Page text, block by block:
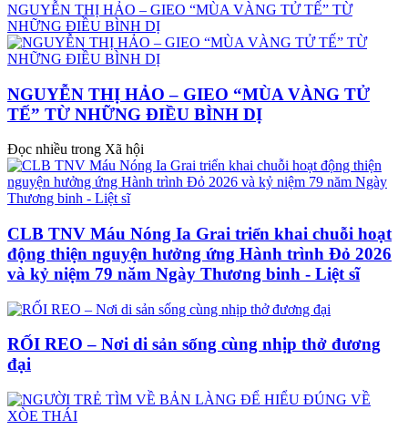
NGUYỄN THỊ HẢO – GIEO “MÙA VÀNG TỬ TẾ” TỪ
NHỮNG ĐIỀU BÌNH DỊ
NGUYỄN THỊ HẢO – GIEO “MÙA VÀNG TỬ
TẾ” TỪ NHỮNG ĐIỀU BÌNH DỊ
Đọc nhiều trong Xã hội
CLB TNV Máu Nóng Ia Grai triển khai chuỗi hoạt
động thiện nguyện hưởng ứng Hành trình Đỏ 2026
và kỷ niệm 79 năm Ngày Thương binh - Liệt sĩ
RỐI REO – Nơi di sản sống cùng nhịp thở đương
đại